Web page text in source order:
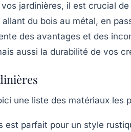
jardinières, il est crucial
du bois au métal, en
des avantages et des
aussi la durabilité de vos
une liste des matériaux les
est parfait pour un style